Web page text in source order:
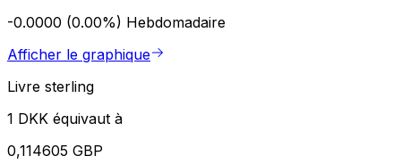
-0.0000 (0.00%) Hebdomadaire
Afficher le graphique
Livre sterling
1 DKK équivaut à
0,114605 GBP